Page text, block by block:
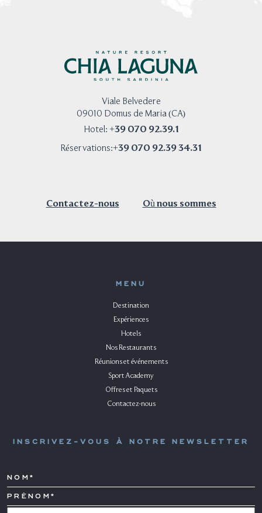
Viale Belvedere
09010 Domus de Maria (CA)
Hotel: +39 070 92.39.1
Réservations:+39 070 92.39 34.31
Contactez-nous Où nous sommes
MENU
Destination
Expériences
Hotels
Nos Restaurants
Réunions et événements
Sport Academy
Offres et Paquets
Contactez-nous
INSCRIVEZ-VOUS À NOTRE NEWSLETTER
NOM*
PRÉNOM*